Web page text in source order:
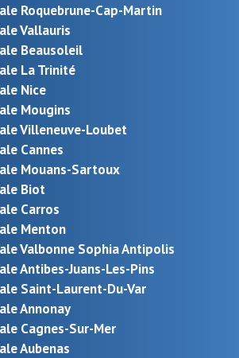
Roquebrune-Cap-Martin
Vallauris
Beausoleil
La Trinité
Nice
Mougins
Villeneuve-Loubet
Cannes
Mouans-Sartoux
Biot
Carros
Menton
Valbonne Sophia Antipolis
Antibes-Juans-Les-Pins
Saint-Laurent-Du-Var
Annonay
Cagnes-Sur-Mer
Aubenas